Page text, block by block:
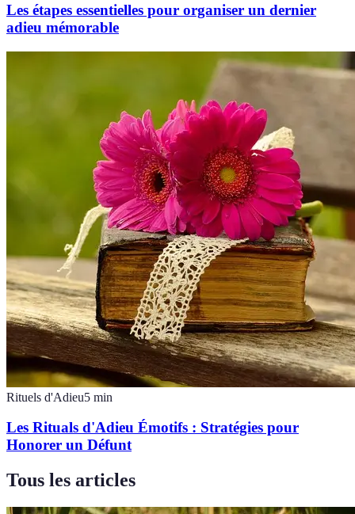
Les étapes essentielles pour organiser un dernier
adieu mémorable
Rituels d'Adieu5 min
Les Rituals d'Adieu Émotifs : Stratégies pour
Honorer un Défunt
Tous les articles